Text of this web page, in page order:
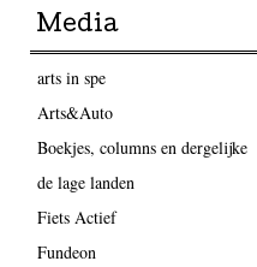
Media
arts in spe
Arts&Auto
Boekjes, columns en dergelijke
de lage landen
Fiets Actief
Fundeon